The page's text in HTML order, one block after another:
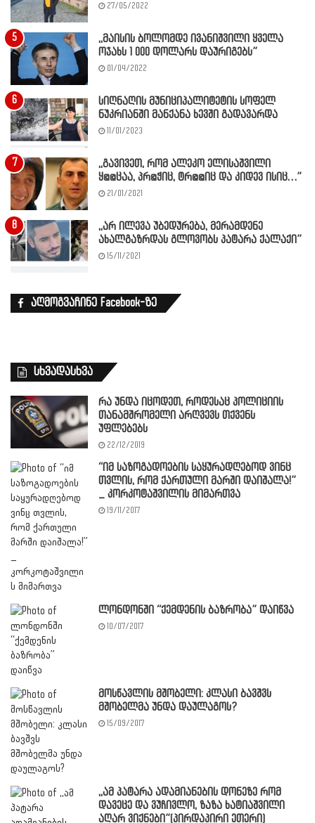
27/05/2022
,,მაისის ბოლომდე ივანიშვილი ყველა
ოჯახს 1 000 დოლარს დაურიგებს”
01/04/2022
სიღნაღის მუნიციპალიტეტის სოფელ
ნუკრიანში მანქანა ხევში გადავარდა
11/01/2023
,,გავივეთ, რომ ალეკო ელისაშვილი
ყ@@ცაა, პრ@ჭიც, ტრ@@იც და კიდევ ისიც…”
21/01/2021
,,არ ილევა უბედურება, მერამდენე
ახალგაზრდას გლოვობს პატარა ქალაქი”
15/11/2021
აღმოგვაჩინე Facebook-ზე
სხვადასხვა
რა უნდა იცოდეთ, როდესაც პოლიციის
თანამშრომელი არღვევს თქვენს
უფლებებს
22/12/2019
“იმ საზოგადოების საყურადღებოდ ვინც
თვლის, რომ ქართული მარში დაიშალა!”
_ კორკოტაშვილის მიმართვა
19/11/2017
ლონდონში “ქემდენის ბაზრობა” დაიწვა
10/07/2017
მოსწავლის მშობელი: კლასი ბავშვს
მშობელმა უნდა დაულაგოს?
15/09/2017
,,ამ პატარა ადამიანების დონეზე რომ
დავეცე და ვუჩივლო, ზაზა ხატიაშვილი
აღარ ვიქნები”(პირდაპირი ეთერი)